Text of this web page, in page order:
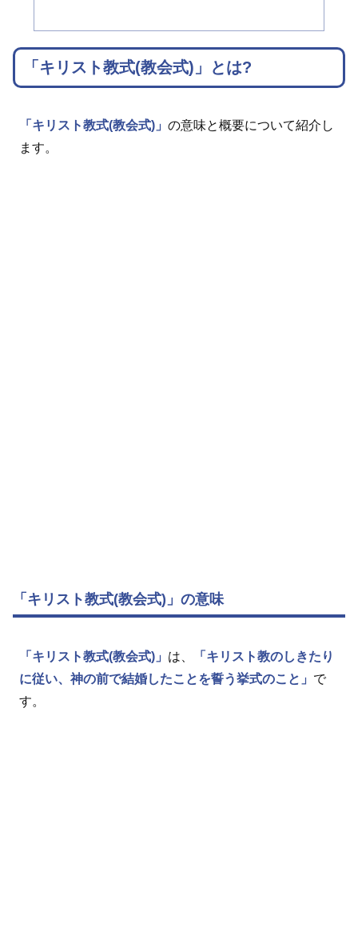
「キリスト教式(教会式)」とは?
「キリスト教式(教会式)」 の意味と概要について紹介し
ます。
「キリスト教式(教会式)」の意味
「キリスト教式(教会式)」 は、
「キリスト教のしきたり
に従い、神の前で結婚したことを誓う挙式のこと」 で
す。